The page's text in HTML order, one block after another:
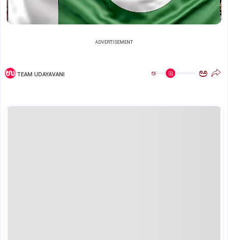
ADVERTISEMENT
TEAM UDAYAVANI ಅ ಅ